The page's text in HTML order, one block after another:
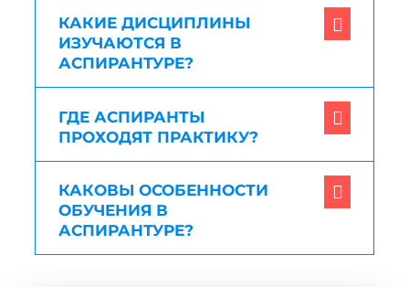
КАКИЕ ДИСЦИПЛИНЫ
ИЗУЧАЮТСЯ В
АСПИРАНТУРЕ?
ГДЕ АСПИРАНТЫ
ПРОХОДЯТ ПРАКТИКУ?
КАКОВЫ ОСОБЕННОСТИ
ОБУЧЕНИЯ В
АСПИРАНТУРЕ?